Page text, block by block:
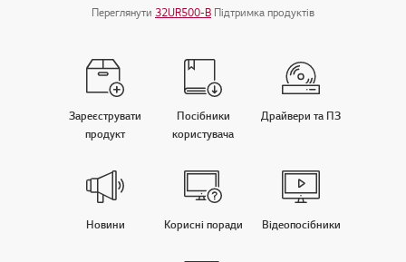
Переглянути 32UR500-B Підтримка продуктів
Зареєструвати
продукт
Посiбники
користувача
Драйвери та ПЗ
Новини Корисні поради Відеопосібники